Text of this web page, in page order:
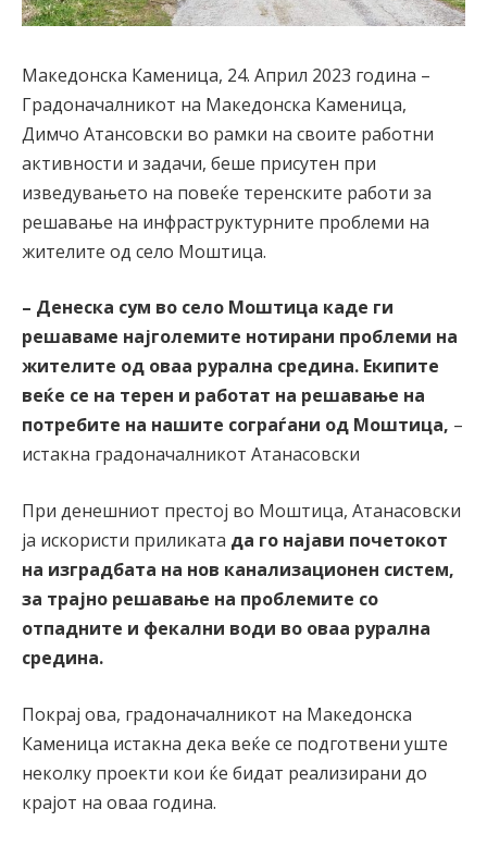
Македонска Каменица, 24. Април 2023 година –
Градоначалникот на Македонска Каменица,
Димчо Атансовски во рамки на своите работни
активности и задачи, беше присутен при
изведувањето на повеќе теренските работи за
решавање на инфраструктурните проблеми на
жителите од село Моштица.
– Денеска сум во село Моштица каде ги
решаваме најголемите нотирани проблеми на
жителите од оваа рурална средина. Екипите
веќе се на терен и работат на решавање на
потребите на нашите сограѓани од Моштица, –
истакна градоначалникот Атанасовски
При денешниот престој во Моштица, Атанасовски
ја искористи приликата да го најави почетокот
на изградбата на нов канализационен систем,
за трајно решавање на проблемите со
отпадните и фекални води во оваа рурална
средина.
Покрај ова, градоначалникот на Македонска
Каменица истакна дека веќе се подготвени уште
неколку проекти кои ќе бидат реализирани до
крајот на оваа година.